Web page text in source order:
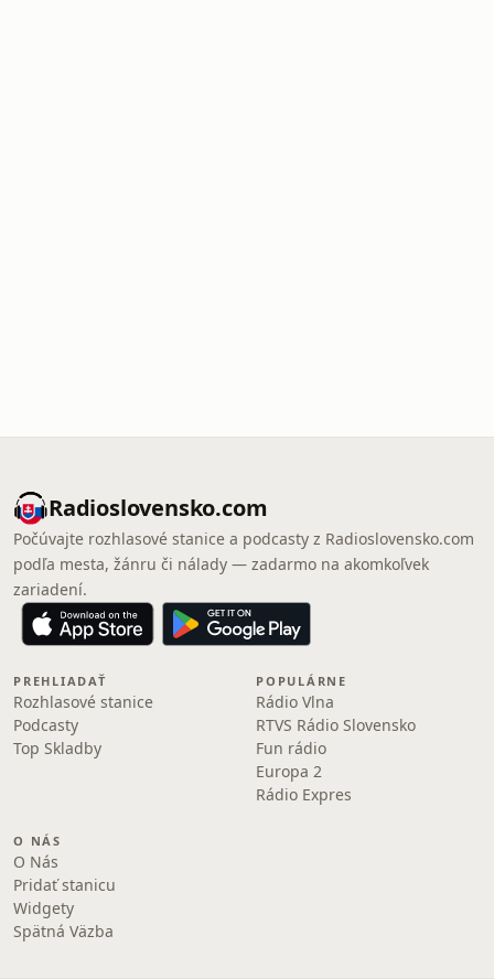
Radioslovensko.com
Počúvajte rozhlasové stanice a podcasty z Radioslovensko.com
podľa mesta, žánru či nálady — zadarmo na akomkoľvek
zariadení.
PREHLIADAŤ
Rozhlasové stanice
Podcasty
Top Skladby
POPULÁRNE
Rádio Vlna
RTVS Rádio Slovensko
Fun rádio
Europa 2
Rádio Expres
O NÁS
O Nás
Pridať stanicu
Widgety
Spätná Väzba